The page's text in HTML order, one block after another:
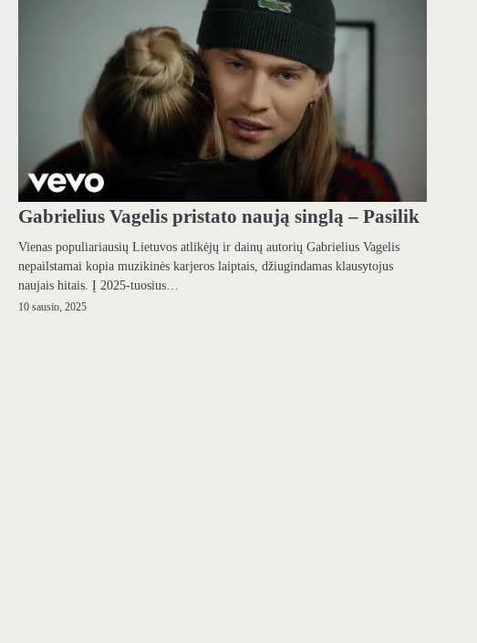
Gabrielius Vagelis pristato naują singlą – Pasilik
Vienas populiariausių Lietuvos atlikėjų ir dainų autorių Gabrielius Vagelis
nepailstamai kopia muzikinės karjeros laiptais, džiugindamas klausytojus
naujais hitais. Į 2025-tuosius…
10 sausio, 2025